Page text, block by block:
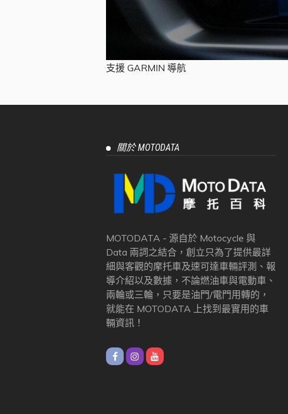
支援 GARMIN 導航
關於 MOTODATA
MOTODATA - 源自於 Motocycle 與
Data 兩詞之結合，創立只為了提供最詳
細與客觀的摩托車及速可達車輛評測、報
導介紹以及數據，不論燃油車與電動車、
兩輪或三輪，只要是油門/電門用轉的，
就能在 MOTODATA 上找到最實用的車
輛資訊！